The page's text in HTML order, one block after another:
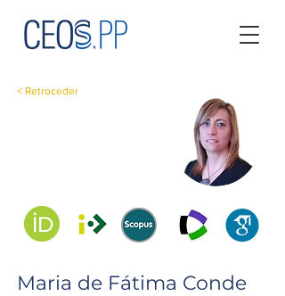
< Retroceder
Maria de Fátima Conde